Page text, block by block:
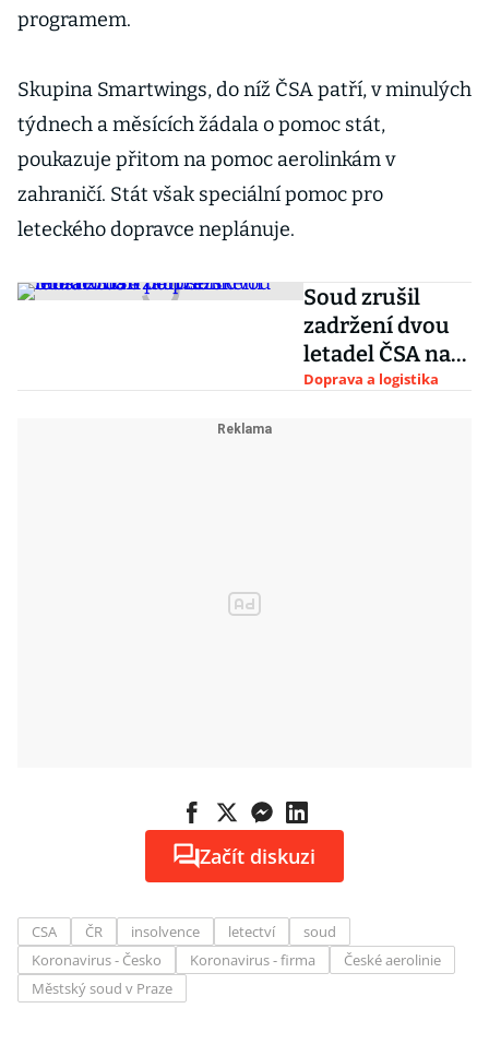
programem.
Skupina Smartwings, do níž ČSA patří, v minulých
týdnech a měsících žádala o pomoc stát,
poukazuje přitom na pomoc aerolinkám v
zahraničí. Stát však speciální pomoc pro
leteckého dopravce neplánuje.
Soud zrušil
zadržení dvou
letadel ČSA na
pražském
Doprava a logistika
Začít diskuzi
CSA ČR insolvence letectví
soud
Koronavirus - Česko
Koronavirus - firma
České aerolinie
Městský soud v Praze